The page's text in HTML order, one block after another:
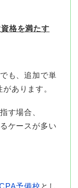
格を満たす
も、追加で単
あります。
す場合、
ケースが多い
予備校 とし